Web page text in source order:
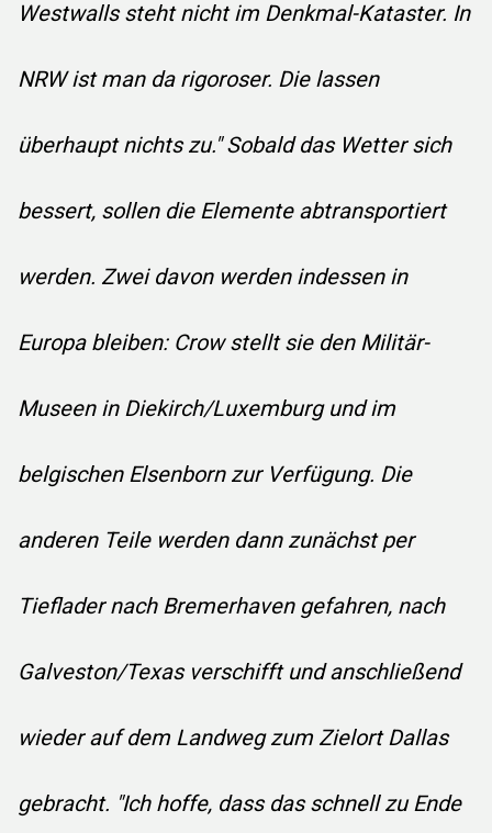
Westwalls steht nicht im Denkmal-Kataster. In
NRW ist man da rigoroser. Die lassen
überhaupt nichts zu." Sobald das Wetter sich
bessert, sollen die Elemente abtransportiert
werden. Zwei davon werden indessen in
Europa bleiben: Crow stellt sie den Militär-
Museen in Diekirch/Luxemburg und im
belgischen Elsenborn zur Verfügung. Die
anderen Teile werden dann zunächst per
Tieflader nach Bremerhaven gefahren, nach
Galveston/Texas verschifft und anschließend
wieder auf dem Landweg zum Zielort Dallas
gebracht. "Ich hoffe, dass das schnell zu Ende